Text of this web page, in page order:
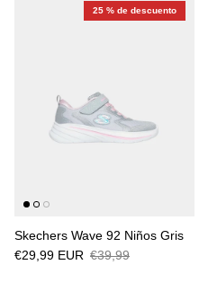
25 % de descuento
Skechers Wave 92 Niños Gris
€29,99 EUR €39,99